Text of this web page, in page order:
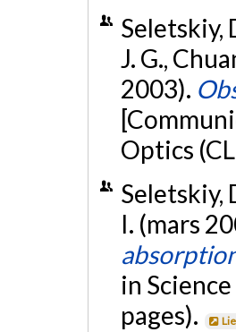
Seletskiy,
J. G.,
2003).
Optics
Seletskiy,
I. (mars
in
pages).